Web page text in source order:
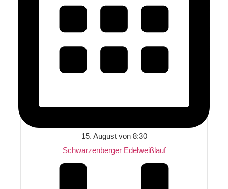
15. August von 8:30
Schwarzenberger Edelweißlauf